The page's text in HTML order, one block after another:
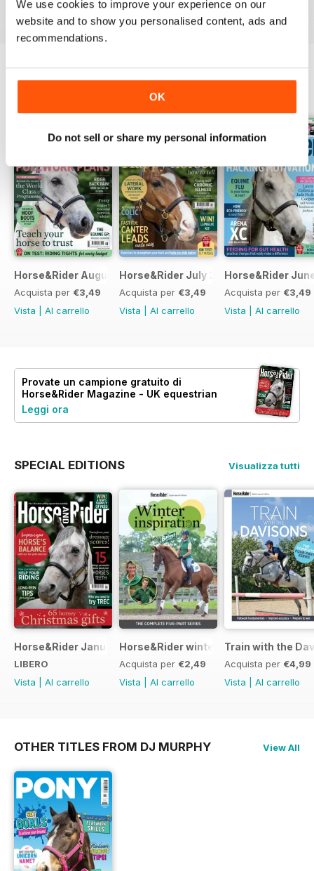
We use cookies to improve your experience on our
website and to show you personalised content, ads and
recommendations.
OK
Do not sell or share my personal information
Horse&Rider August 2026
Acquista per €3,49
Vista
Al carrello
Horse&Rider July 2026
Acquista per €3,49
Vista
Al carrello
Horse&Rider
Acquista per €3,49
Vista
Al carrello
Provate un campione gratuito di
Horse&Rider Magazine - UK equestrian
magazine for Horse and Rider
Leggi ora
SPECIAL EDITIONS Visualizza tutti
Horse&Rider January 2025
LIBERO
Vista
Al carrello
Horse&Rider winter inspiration
Acquista per €2,49
Vista
Al carrello
Train with the
Acquista per €4,99
Vista
Al carrello
OTHER TITLES FROM DJ MURPHY View All